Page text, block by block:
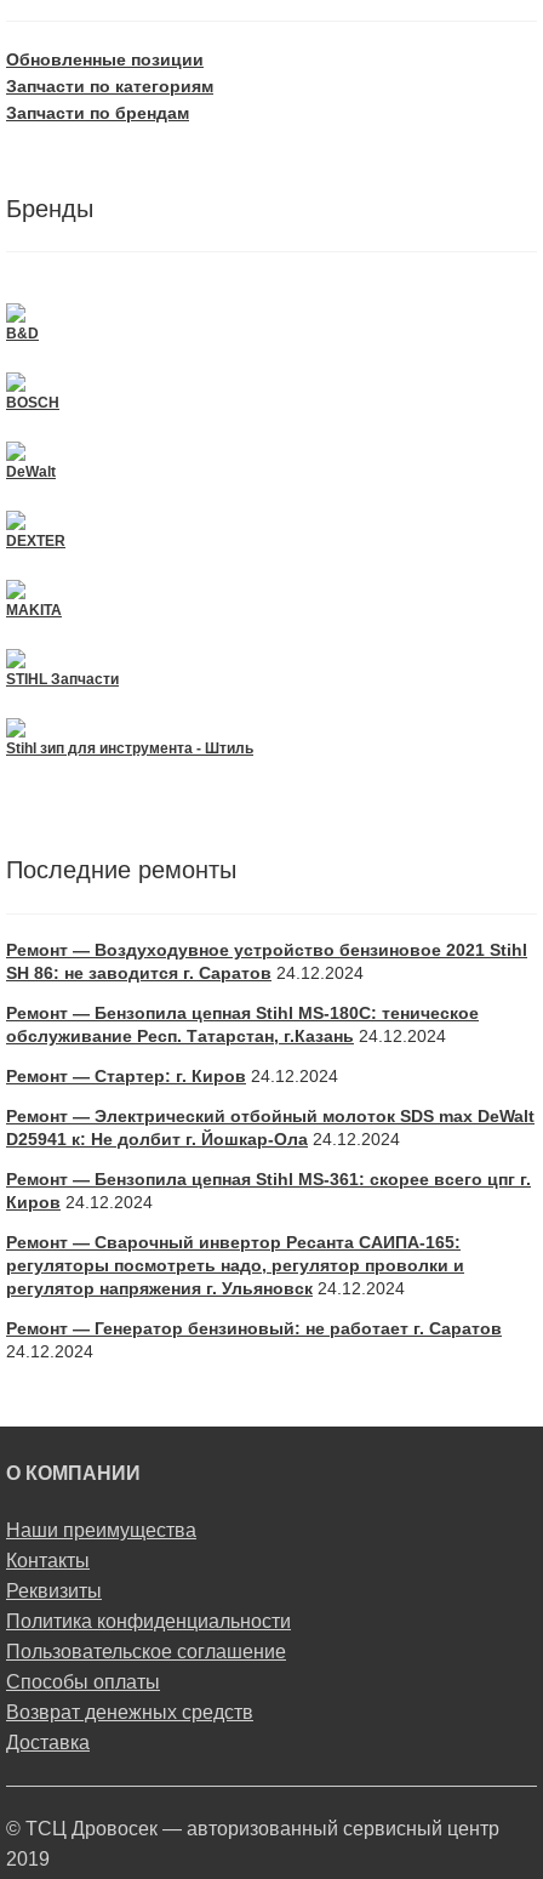
Обновленные позиции
Запчасти по категориям
Запчасти по брендам
Бренды
B&D
BOSCH
DeWalt
DEXTER
MAKITA
STIHL Запчасти
Stihl зип для инструмента - Штиль
Последние ремонты
Ремонт — Воздуходувное устройство бензиновое 2021 Stihl
SH 86: не заводится г. Саратов 24.12.2024
Ремонт — Бензопила цепная Stihl MS-180С: теническое
обслуживание Респ. Татарстан, г.Казань 24.12.2024
Ремонт — Стартер: г. Киров 24.12.2024
Ремонт — Электрический отбойный молоток SDS max DeWalt
D25941 к: Не долбит г. Йошкар-Ола 24.12.2024
Ремонт — Бензопила цепная Stihl MS-361: скорее всего цпг г.
Киров 24.12.2024
Ремонт — Сварочный инвертор Ресанта САИПА-165:
регуляторы посмотреть надо, регулятор проволки и
регулятор напряжения г. Ульяновск 24.12.2024
Ремонт — Генератор бензиновый: не работает г. Саратов
24.12.2024
О КОМПАНИИ
Наши преимущества
Контакты
Реквизиты
Политика конфиденциальности
Пользовательское соглашение
Способы оплаты
Возврат денежных средств
Доставка
© ТСЦ Дровосек — авторизованный сервисный центр
2019